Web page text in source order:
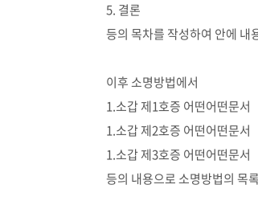
5. 결론
등의 목차를 작성하여 안에 내
이후 소명방법에서
1.소갑 제1호증 어떤어떤문서
1.소갑 제2호증 어떤어떤문서
1.소갑 제3호증 어떤어떤문서
등의 내용으로 소명방법의 목